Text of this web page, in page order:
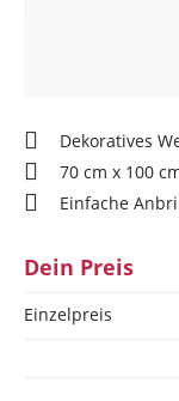
Dekoratives
70 cm x 100
Einfache
Dein Preis
Einzelpreis